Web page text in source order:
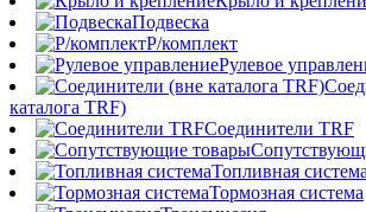
Подвеска
Р/комплект
Рулевое
каталога TRF)
Соединители TRF
Топливная система
Тормозная система